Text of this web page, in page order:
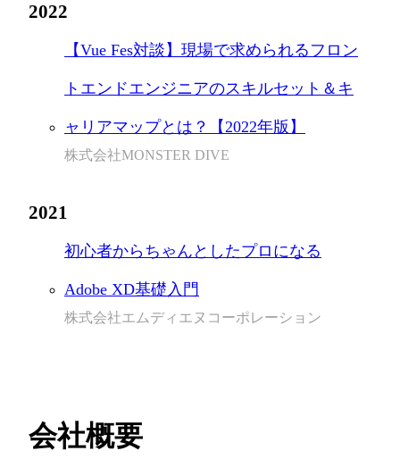
2022
【Vue Fes対談】現場で求められるフロン
トエンドエンジニアのスキルセット＆キ
ャリアマップとは？【2022年版】
株式会社MONSTER DIVE
2021
初心者からちゃんとしたプロになる
Adobe XD基礎入門
株式会社エムディエヌコーポレーション
会社概要